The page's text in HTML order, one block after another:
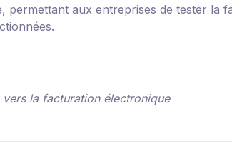
permettant aux entreprises de tester la
vers la facturation électronique